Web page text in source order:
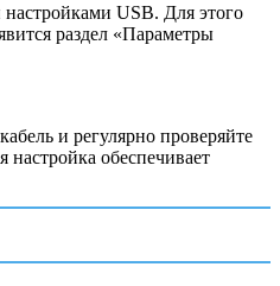
USB. Для этого
раздел «Параметры
и регулярно проверяйте
обеспечивает